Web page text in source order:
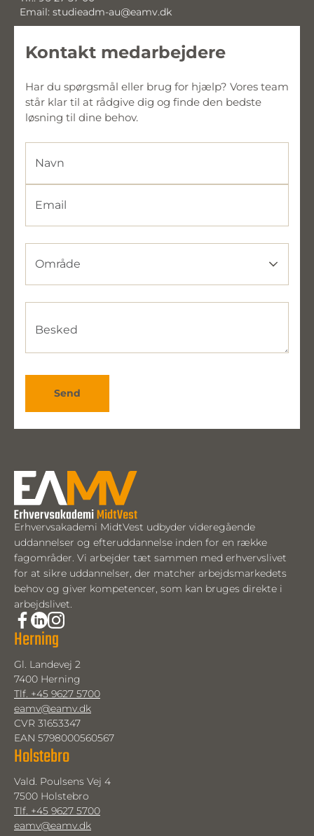
Email: studieadm-au@eamv.dk
Kontakt medarbejdere
Har du spørgsmål eller brug for hjælp? Vores team
står klar til at rådgive dig og finde den bedste
løsning til dine behov.
Navn
Email
Område
Besked
Send
Erhvervsakademi MidtVest udbyder videregående
uddannelser og efteruddannelse inden for en række
fagområder. Vi arbejder tæt sammen med erhvervslivet
for at sikre uddannelser, der matcher arbejdsmarkedets
behov og giver kompetencer, som kan bruges direkte i
arbejdslivet.
Herning
Gl. Landevej 2
7400 Herning
Tlf. +45 9627 5700
eamv@eamv.dk
CVR 31653347
EAN 5798000560567
Holstebro
Vald. Poulsens Vej 4
7500 Holstebro
Tlf. +45 9627 5700
eamv@eamv.dk